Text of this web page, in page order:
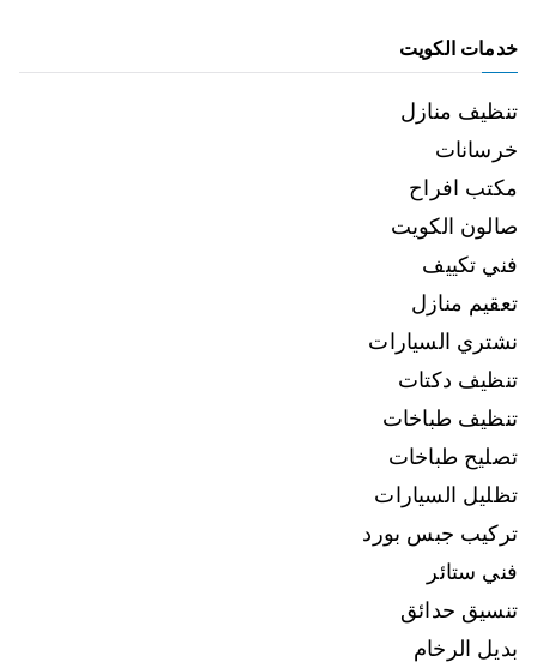
خدمات الكويت
تنظيف منازل
خرسانات
مكتب افراح
صالون الكويت
فني تكييف
تعقيم منازل
نشتري السيارات
تنظيف دكتات
تنظيف طباخات
تصليح طباخات
تظليل السيارات
تركيب جبس بورد
فني ستائر
تنسيق حدائق
بديل الرخام